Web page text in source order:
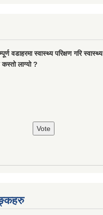
वडाहरमा स्वास्थ्य परिक्षण गरि
कस्तो लाग्यो ?